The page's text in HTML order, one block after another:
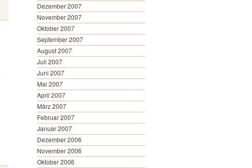
Dezember 2007
November 2007
Oktober 2007
September 2007
August 2007
Juli 2007
Juni 2007
Mai 2007
April 2007
März 2007
Februar 2007
Januar 2007
Dezember 2006
November 2006
Oktober 2006